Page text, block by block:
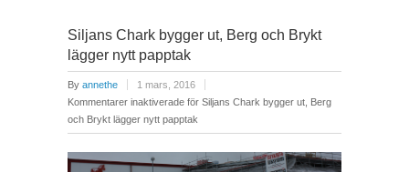
Siljans Chark bygger ut, Berg och Brykt
lägger nytt papptak
By annethe
1 mars, 2016
Kommentarer inaktiverade för Siljans Chark bygger ut, Berg
och Brykt lägger nytt papptak